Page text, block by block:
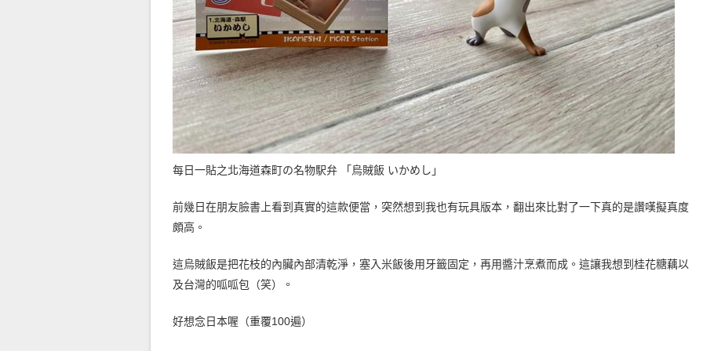
每日一貼之北海道森町の名物駅弁 「烏賊飯 いかめし」
前幾日在朋友臉書上看到真實的這款便當，突然想到我也有玩具版本，翻出來比對了一下真的是讚嘆擬真度
頗高。
這烏賊飯是把花枝的內臟內部清乾淨，塞入米飯後用牙籤固定，再用醬汁烹煮而成。這讓我想到桂花糖藕以
及台灣的呱呱包（笑）。
好想念日本喔（重覆100遍）